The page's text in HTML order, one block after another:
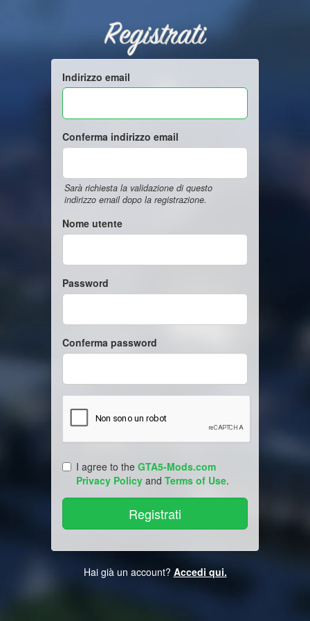
Registrati
Indirizzo email
Conferma indirizzo email
Sarà richiesta la validazione di questo
indirizzo email dopo la registrazione.
Nome utente
Password
Conferma password
I agree to the GTA5-Mods.com
Privacy Policy and Terms of Use.
Hai già un account? Accedi qui.